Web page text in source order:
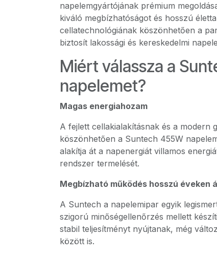
napelemgyártójának prémium
kiváló megbízhatóságot és hosszú
cellatechnológiának köszönhetően a
biztosít lakossági és kereskedelmi
Miért válassza a
napelemet?
Magas energiahozam
A fejlett cellakialakításnak és a modern
köszönhetően a Suntech 455W
alakítja át a napenergiát villamos
rendszer termelését.
Megbízható működés hosszú éveken
A Suntech a napelemipar egyik
szigorú minőségellenőrzés mellett
stabil teljesítményt nyújtanak, még
között is.